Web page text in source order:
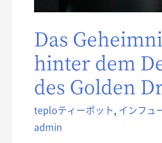
Das
hinter dem
des Golden
teploティーポット インフュ
admin